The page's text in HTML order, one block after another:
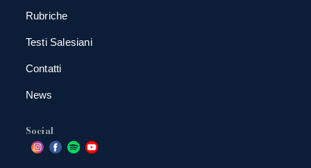
Rubriche
Testi Salesiani
Contatti
News
Social